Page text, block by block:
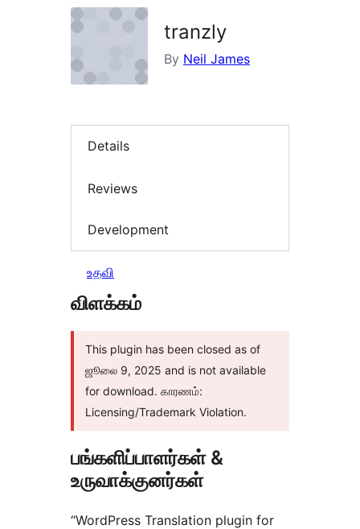
tranzly
By Neil James
Details
Reviews
Development
உதவி
விளக்கம்
This plugin has been closed as of
ஜூலை 9, 2025 and is not available
for download. காரணம்:
Licensing/Trademark Violation.
பங்களிப்பாளர்கள் &
உருவாக்குனர்கள்
“WordPress Translation plugin for